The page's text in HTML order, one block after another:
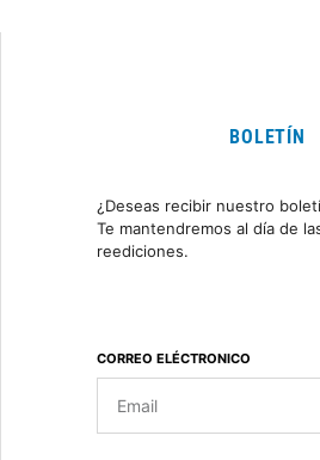
BOLETÍN
¿Deseas recibir nuestro
Te mantendremos al día de
reediciones.
CORREO ELÉCTRONICO